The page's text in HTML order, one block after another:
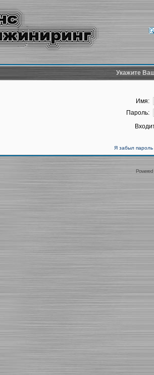
Укажите
Имя:
Пароль:
Я забыл пароль